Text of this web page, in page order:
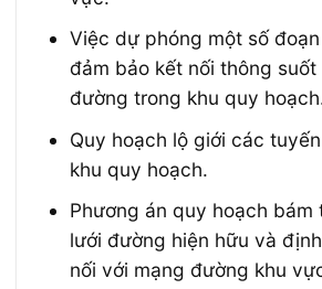
Việc dự phóng một số
đảm bảo kết nối thông suốt
đường trong khu quy
Quy hoạch lộ giới các
khu quy hoạch.
Phương án quy hoạch bám
lưới đường hiện hữu và
nối với mạng đường khu